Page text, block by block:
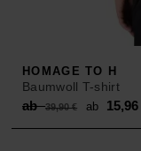
HOMAGE TO H
Baumwoll T-shirt
ab39,90€
Original
price
ab 15,96